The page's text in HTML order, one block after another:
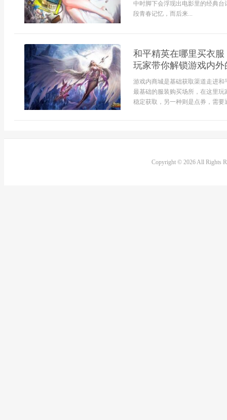
中时脚下会浮现出电影里的经典
段青春记忆，而后来...
和平精英在哪里买衣
玩家带你解锁游戏内
游戏内商城是基础获取渠道走进
最基础的服装购买场所，在这里
稳定获取，另一种则是点券，需要
Copyright © 2026 All Rights